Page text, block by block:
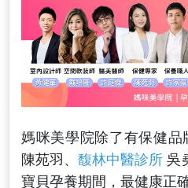
媽咪美學院除了有保健品
陳苑羽、馥林中醫診所 吳
寶貝孕養期間，最健康正